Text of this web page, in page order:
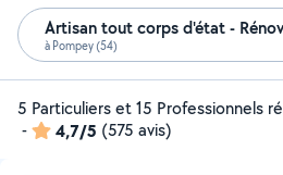
Artisan tout corps d'état -
à Pompey (54)
5 Particuliers et 15 Professionnels
-
4,7/5 (575 avis)